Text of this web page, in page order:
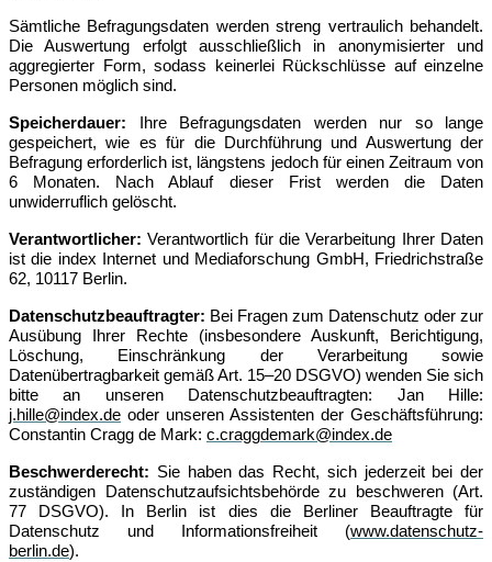
Sämtliche Befragungsdaten werden streng vertraulich behandelt.
Die Auswertung erfolgt ausschließlich in anonymisierter und
aggregierter Form, sodass keinerlei Rückschlüsse auf einzelne
Personen möglich sind.
Speicherdauer: Ihre Befragungsdaten werden nur so lange
gespeichert, wie es für die Durchführung und Auswertung der
Befragung erforderlich ist, längstens jedoch für einen Zeitraum von
6 Monaten. Nach Ablauf dieser Frist werden die Daten
unwiderruflich gelöscht.
Verantwortlicher: Verantwortlich für die Verarbeitung Ihrer Daten
ist die index Internet und Mediaforschung GmbH, Friedrichstraße
62, 10117 Berlin.
Datenschutzbeauftragter: Bei Fragen zum Datenschutz oder zur
Ausübung Ihrer Rechte (insbesondere Auskunft, Berichtigung,
Löschung, Einschränkung der Verarbeitung sowie
Datenübertragbarkeit gemäß Art. 15–20 DSGVO) wenden Sie sich
bitte an unseren Datenschutzbeauftragten: Jan Hille:
j.hille@index.de oder unseren Assistenten der Geschäftsführung:
Constantin Cragg de Mark: c.craggdemark@index.de
Beschwerderecht: Sie haben das Recht, sich jederzeit bei der
zuständigen Datenschutzaufsichtsbehörde zu beschweren (Art.
77 DSGVO). In Berlin ist dies die Berliner Beauftragte für
Datenschutz und Informationsfreiheit (www.datenschutz-
berlin.de).